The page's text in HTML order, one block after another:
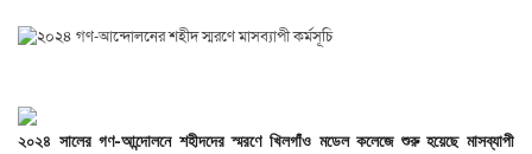
২০২৪ সালেরগণ-আন্দোলনে শহীদদেরস্মরণেখিলগাঁও মডেলকলেজেশুরুহয়েছেমাসব্যাপী